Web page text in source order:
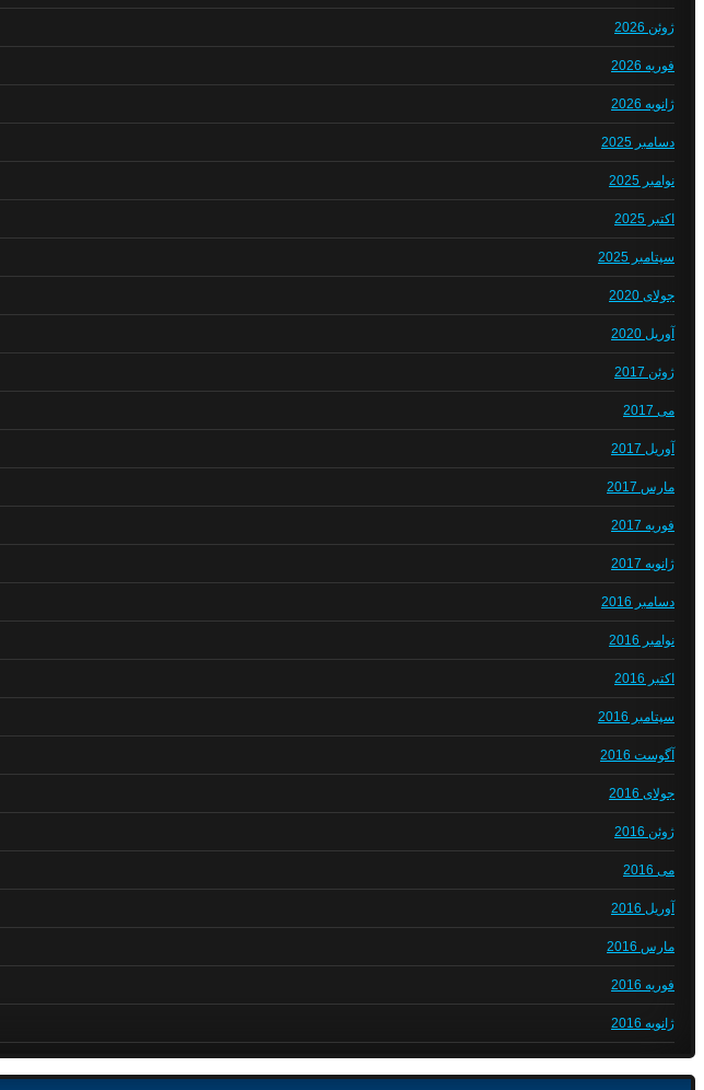
ژوئن 2026
فوریه 2026
ژانویه 2026
دسامبر 2025
نوامبر 2025
اکتبر 2025
سپتامبر 2025
جولای 2020
آوریل 2020
ژوئن 2017
می 2017
آوریل 2017
مارس 2017
فوریه 2017
ژانویه 2017
دسامبر 2016
نوامبر 2016
اکتبر 2016
سپتامبر 2016
آگوست 2016
جولای 2016
ژوئن 2016
می 2016
آوریل 2016
مارس 2016
فوریه 2016
ژانویه 2016